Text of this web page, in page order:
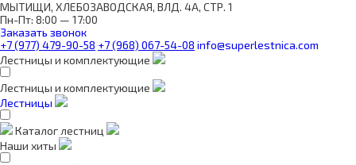
МЫТИЩИ, ХЛЕБОЗАВОДСКАЯ, ВЛД. 4А, СТР. 1
Пн-Пт: 8:00 — 17:00
Заказать звонок
+7 (977) 479-90-58 +7 (968) 067-54-08 info@superlestnica.com
Лестницы и комплектующие
Лестницы и комплектующие
Лестницы
Каталог лестниц
Наши хиты